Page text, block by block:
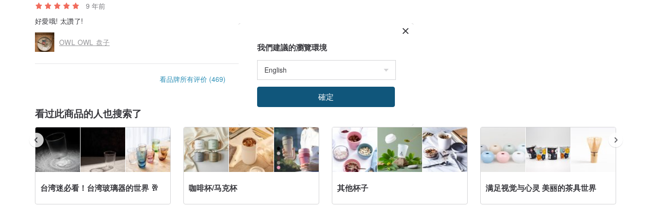
9 年前
好愛哦! 太讚了!
OWL OWL 盘子
看品牌所有评价 (469)
看过此商品的人也搜索了
台湾迷必看！台湾玻璃器的世界 🥂 咖啡杯/马克杯 其他杯子 满足视觉与心灵 美丽的茶具世界
我們建議的瀏覽環境
確定